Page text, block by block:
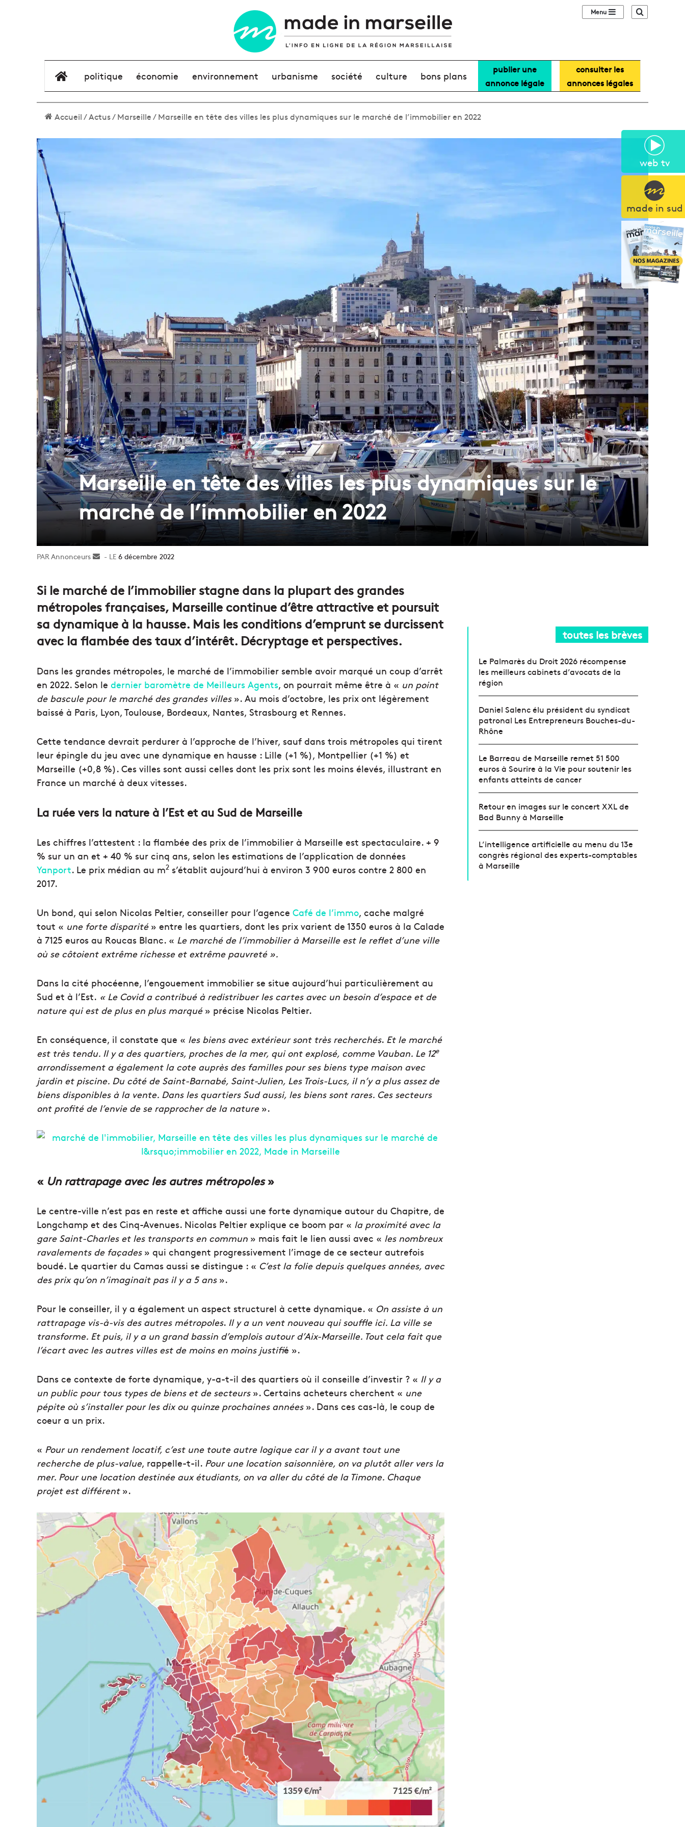
web tv
made in sud
Sidebar (barre
élément de menu
politique économie environnement urbanisme société culture bons plans
publier une
annonce légale
consulter les
annonces légales
Accueil/Actus/Marseille/Marseille en tête des villes les plus dynamiques sur le marché de l’immobilier en 2022
Marseille en tête des villes les plus dynamiques sur le
marché de l’immobilier en 2022
Annonceurs
Envoyer6 décembre 2022
Si le marché de l’immobilier stagne dans la plupart des grandes
métropoles françaises, Marseille continue d’être attractive et poursuit
sa dynamique à la hausse. Mais les conditions d’emprunt se durcissent
avec la flambée des taux d’intérêt. Décryptage et perspectives.
Dans les grandes métropoles, le marché de l’immobilier semble avoir marqué un coup d’arrêt
en 2022. Selon le dernier baromètre de Meilleurs Agents, on pourrait même être à « un point
de bascule pour le marché des grandes villes». Au mois d’octobre, les prix ont légèrement
baissé à Paris, Lyon, Toulouse, Bordeaux, Nantes, Strasbourg et Rennes.
Cette tendance devrait perdurer à l’approche de l’hiver, sauf dans trois métropoles qui tirent
leur épingle du jeu avec une dynamique en hausse : Lille (+1 %), Montpellier (+1 %) et
Marseille (+0,8 %). Ces villes sont aussi celles dont les prix sont les moins élevés, illustrant en
France un marché à deux vitesses.
La ruée vers la nature à l’Est et au Sud de Marseille
Les chiffres l’attestent : la flambée des prix de l’immobilier à Marseille est spectaculaire. + 9
% sur un an et + 40 % sur cinq ans, selon les estimations de l’application de données
Yanport. Le prix médian au m2 s’établit aujourd’hui à environ 3 900 euros contre 2 800 en
2017.
Un bond, qui selon Nicolas Peltier, conseiller pour l’agence Café de l’immo, cache malgré
tout « une forte disparité» entre les quartiers, dont les prix varient de 1350 euros à la Calade
à 7125 euros au Roucas Blanc. « Le marché de l’immobilier à Marseille est le reflet d’une ville
où se côtoient extrême richesse et extrême pauvreté ».
Dans la cité phocéenne, l’engouement immobilier se situe aujourd’hui particulièrement au
Sud et à l’Est. « Le Covid a contribué à redistribuer les cartes avec un besoin d’espace et de
nature qui est de plus en plus marqué» précise Nicolas Peltier.
En conséquence, il constate que « les biens avec extérieur sont très recherchés. Et le marché
est très tendu. Il y a des quartiers, proches de la mer, qui ont explosé, comme Vauban. Le 12e
arrondissement a également la cote auprès des familles pour ses biens type maison avec
jardin et piscine. Du côté de Saint-Barnabé, Saint-Julien, Les Trois-Lucs, il n’y a plus assez de
biens disponibles à la vente. Dans les quartiers Sud aussi, les biens sont rares. Ces secteurs
ont profité de l’envie de se rapprocher de la nature».
« Un rattrapage avec les autres métropoles»
Le centre-ville n’est pas en reste et affiche aussi une forte dynamique autour du Chapitre, de
Longchamp et des Cinq-Avenues. Nicolas Peltier explique ce boom par « la proximité avec la
gare Saint-Charles et les transports en commun » mais fait le lien aussi avec « les nombreux
ravalements de façades» qui changent progressivement l’image de ce secteur autrefois
boudé. Le quartier du Camas aussi se distingue : « C’est la folie depuis quelques années, avec
des prix qu’on n’imaginait pas il y a 5 ans».
Pour le conseiller, il y a également un aspect structurel à cette dynamique. « On assiste à un
rattrapage vis-à-vis des autres métropoles. Il y a un vent nouveau qui souffle ici. La ville se
transforme. Et puis, il y a un grand bassin d’emplois autour d’Aix-Marseille. Tout cela fait que
l’écart avec les autres villes est de moins en moins justifié ».
Dans ce contexte de forte dynamique, y-a-t-il des quartiers où il conseille d’investir ? « Il y a
un public pour tous types de biens et de secteurs». Certains acheteurs cherchent « une
pépite où s’installer pour les dix ou quinze prochaines années». Dans ces cas-là, le coup de
coeur a un prix.
« Pour un rendement locatif, c’est une toute autre logique car il y a avant tout une
recherche de plus-value, rappelle-t-il. Pour une location saisonnière, on va plutôt aller vers la
mer. Pour une location destinée aux étudiants, on va aller du côté de la Timone. Chaque
projet est différent».
toutes les brèves
Le Palmarès du Droit 2026 récompense
les meilleurs cabinets d’avocats de la
région
Daniel Salenc élu président du syndicat
patronal Les Entrepreneurs Bouches-du-
Rhône
Le Barreau de Marseille remet 51 500
euros à Sourire à la Vie pour soutenir les
enfants atteints de cancer
Retour en images sur le concert XXL de
Bad Bunny à Marseille
L’intelligence artificielle au menu du 13e
congrès régional des experts-comptables
à Marseille